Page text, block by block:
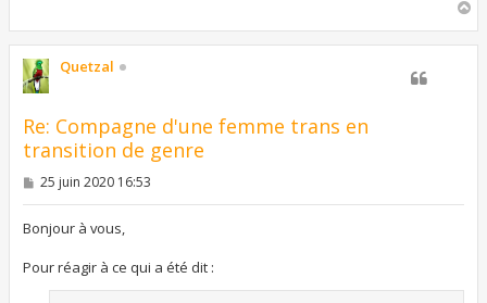
u
Quetzal
Re: Compagne d'une femme trans en
transition de genre
M
s
s
e
25 juin 2020 16:53
Bonjour à vous,
Pour réagir à ce qui a été dit :